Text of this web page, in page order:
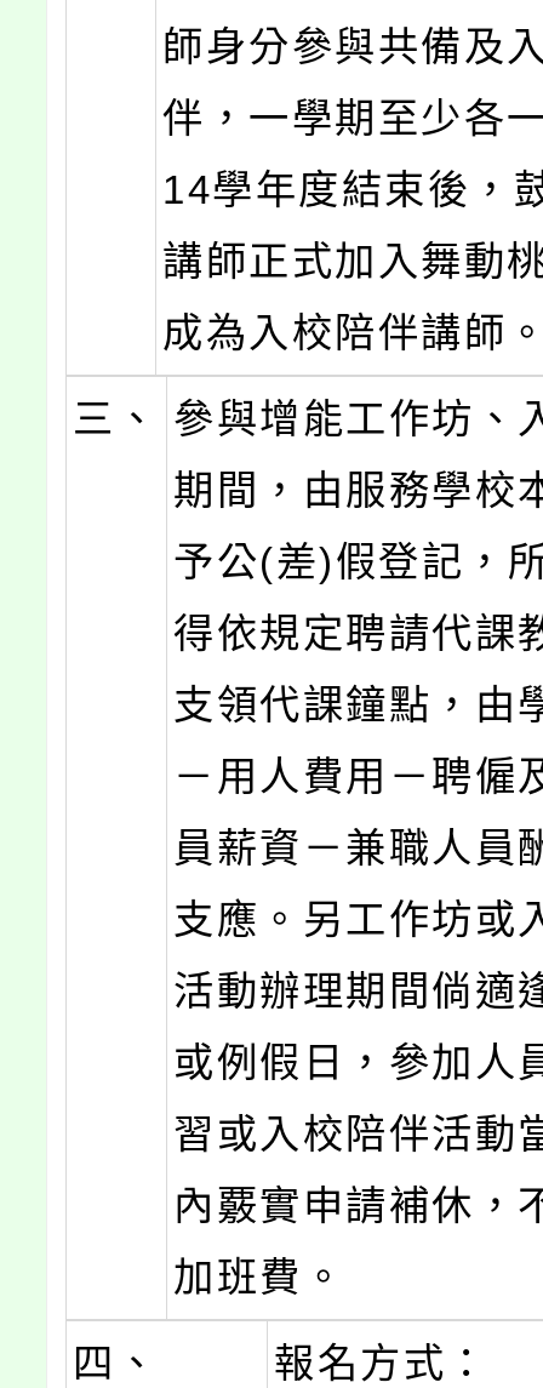
師身分參與共備及
伴，一學期至少各
14學年度結束後，
講師正式加入舞動
成為入校陪伴講師
三、
參與增能工作坊、
期間，由服務學校
予公(差)假登記，
得依規定聘請代課
支領代課鐘點，由
－用人費用－聘僱
員薪資－兼職人員
支應。另工作坊或
活動辦理期間倘適
或例假日，參加人
習或入校陪伴活動
內覈實申請補休，
加班費。
四、
報名方式：